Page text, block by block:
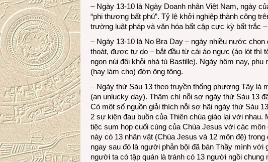
– Ngày 13-10 là Ngày Doanh nhân Việt Nam, ngày
“phi thương bất phú”. Tỷ lệ khởi nghiệp thành công
trường luật pháp và văn hóa bất cập cực kỳ bất trắc
– Ngày 13-10 là No Bra Day – ngày nhiều nước
thoát, được tự do – bắt đầu từ cái áo ngực (áo lót thì
ngọn núi đôi khỏi nhà tù Bastille). Ngày hôm nay,
(hay làm cho) đờn ông tông.
– Ngày thứ Sáu 13 theo truyền thống phương Tây là
(an unlucky day). Thậm chí nỗi sợ ngày thứ Sáu 13
Có một số nguồn giải thích nỗi sợ hãi ngày thứ Sáu
2 sự kiện đau buồn của Thiên chúa giáo lại với nhau.
tiệc sum họp cuối cùng của Chúa Jesus với các
này có 13 nhân vật (Chúa Jesus và 12 môn đệ)
ngay sau đó là người phản bội đã bán Thầy mình với
người ta có tập quán là tránh có 13 người ngồi